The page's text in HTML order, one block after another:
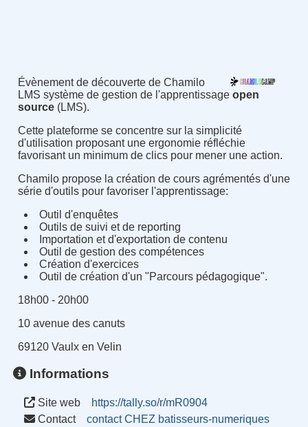
Évènement de découverte de Chamilo
LMS système de gestion de l'apprentissage open
source(LMS).
Cette plateforme se concentre sur la simplicité
d'utilisation proposant une ergonomie réfléchie
favorisant un minimum de clics pour mener une action.
Chamilo propose la création de cours agrémentés d'une
série d'outils pour favoriser l'apprentissage:
Outil d'enquêtes
Outils de suivi et de reporting
Importation et d'exportation de contenu
Outil de gestion des compétences
Création d'exercices
Outil de création d'un "Parcours pédagogique".
18h00 - 20h00
10 avenue des canuts
69120 Vaulx en Velin
Informations
Site web
https://tally.so/r/mR0904
Contact
contact CHEZ batisseurs-numeriques